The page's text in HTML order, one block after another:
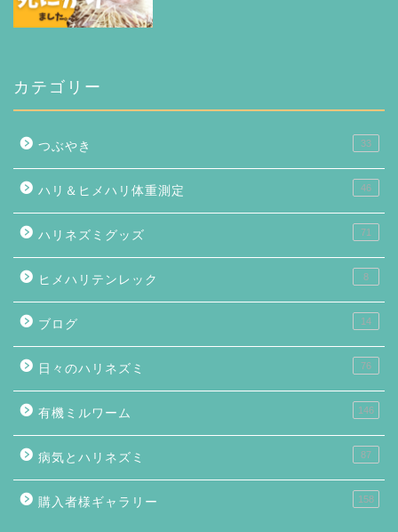
カテゴリー
つぶやき 33
ハリ＆ヒメハリ体重測定 46
ハリネズミグッズ 71
ヒメハリテンレック 8
ブログ 14
日々のハリネズミ 76
有機ミルワーム 146
病気とハリネズミ 87
購入者様ギャラリー 158